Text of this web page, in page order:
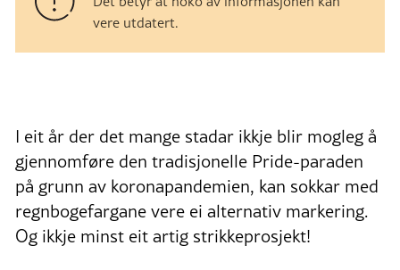
vere utdatert.
I eit år der det mange stadar ikkje blir mogleg å
gjennomføre den tradisjonelle Pride-paraden
på grunn av koronapandemien, kan sokkar med
regnbogefargane vere ei alternativ markering.
Og ikkje minst eit artig strikkeprosjekt!